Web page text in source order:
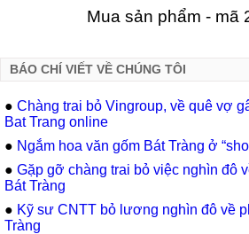
Mua sản phẩm - mã
BÁO CHÍ VIẾT VỀ CHÚNG TÔI
● Chàng trai bỏ Vingroup, về quê vợ
Bat Trang online
● Ngắm hoa văn gốm Bát Tràng ở
● Gặp gỡ chàng trai bỏ việc nghìn đô
Bát Tràng
● Kỹ sư CNTT bỏ lương nghìn đô về
Tràng